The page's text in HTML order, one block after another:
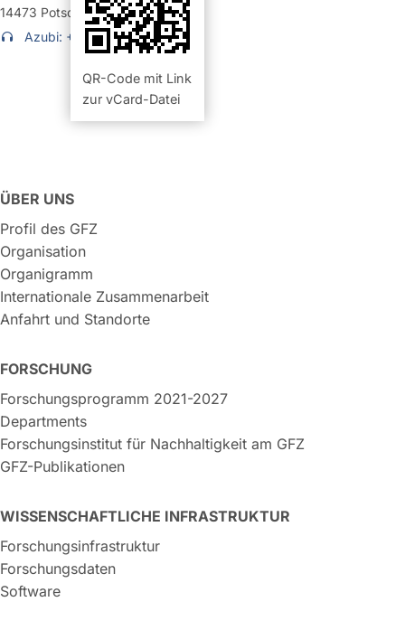
QR-Code mit Link
zur vCard-Datei
14473 Potsdam
Azubi: +49 331 6264-1837
ÜBER UNS
Profil des GFZ
Organisation
Organigramm
Internationale Zusammenarbeit
Anfahrt und Standorte
FORSCHUNG
Forschungsprogramm 2021-2027
Departments
Forschungsinstitut für Nachhaltigkeit am GFZ
GFZ-Publikationen
WISSENSCHAFTLICHE INFRASTRUKTUR
Forschungsinfrastruktur
Forschungsdaten
Software